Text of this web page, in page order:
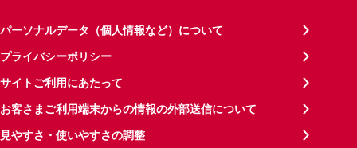
パーソナルデータ（個人情報など）について
プライバシーポリシー
サイトご利用にあたって
お客さまご利用端末からの情報の外部送信について
見やすさ・使いやすさの調整